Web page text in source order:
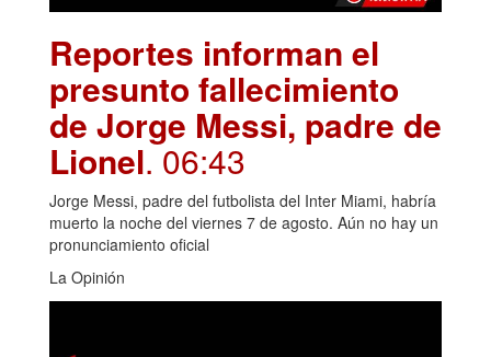
Reportes informan el
presunto fallecimiento
de Jorge Messi, padre de
Lionel. 06:43
Jorge Messi, padre del futbolista del Inter Miami, habría
muerto la noche del viernes 7 de agosto. Aún no hay un
pronunciamiento oficial
La Opinión